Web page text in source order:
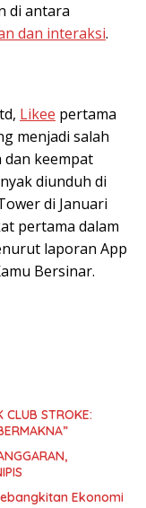
di antara
dan interaksi.
Likee pertama
menjadi salah
keempat
diunduh di
di Januari
pertama dalam
laporan App
Bersinar.
CLUB STROKE:
Ekonomi